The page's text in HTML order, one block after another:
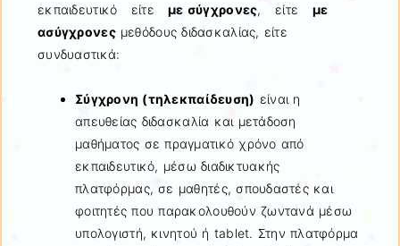
εκπαιδευτικό είτεμε σύγχρονες, είτε με
ασύγχρονεςμεθόδους διδασκαλίας, είτε
συνδυαστικά:
Σύγχρονη (τηλεκπαίδευση) είναι η
απευθείας διδασκαλία και μετάδοση
μαθήματος σε πραγματικό χρόνο από
εκπαιδευτικό, μέσω διαδικτυακής
πλατφόρμας, σε μαθητές, σπουδαστές και
φοιτητές που παρακολουθούν ζωντανά μέσω
υπολογιστή, κινητού ή tablet. Στην πλατφόρμα